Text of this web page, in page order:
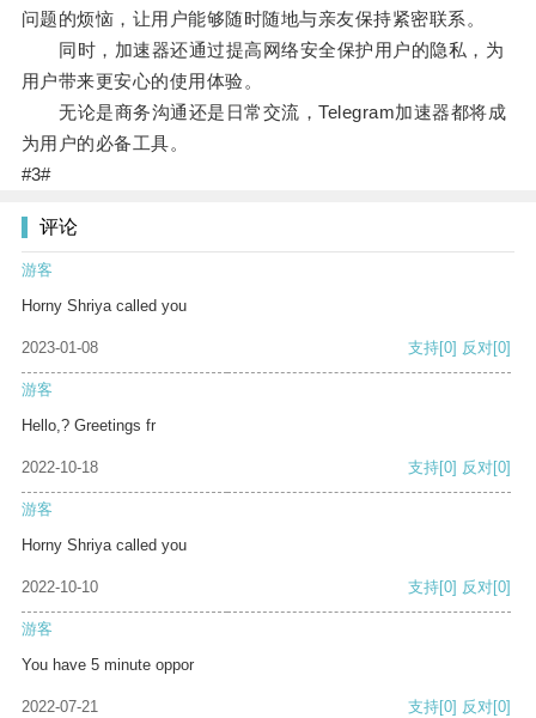
问题的烦恼，让用户能够随时随地与亲友保持紧密联系。
同时，加速器还通过提高网络安全保护用户的隐私，为
用户带来更安心的使用体验。
无论是商务沟通还是日常交流，Telegram加速器都将成
为用户的必备工具。
#3#
评论
游客
Horny Shriya called you
2023-01-08 支持[0] 反对[0]
游客
Hello,? Greetings fr
2022-10-18 支持[0] 反对[0]
游客
Horny Shriya called you
2022-10-10 支持[0] 反对[0]
游客
You have 5 minute oppor
2022-07-21 支持[0] 反对[0]